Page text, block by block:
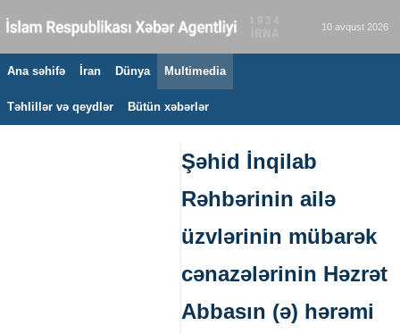
10 avqust 2026
Ana səhifə İran Dünya Multimedia
Təhlillər və qeydlər Bütün xəbərlər
Şəhid İnqilab
Rəhbərinin ailə
üzvlərinin mübarək
cənazələrinin Həzrət
Abbasın (ə) hərəmi